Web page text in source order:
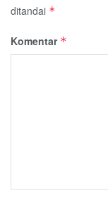
ditandai *
Komentar *